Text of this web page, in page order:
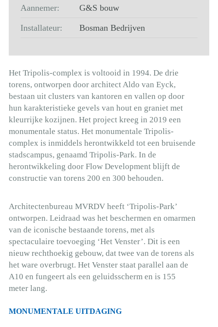
Aannemer: G&S bouw
Installateur: Bosman Bedrijven
Het Tripolis-complex is voltooid in 1994. De drie
torens, ontworpen door architect Aldo van Eyck,
bestaan uit clusters van kantoren en vallen op door
hun karakteristieke gevels van hout en graniet met
kleurrijke kozijnen. Het project kreeg in 2019 een
monumentale status. Het monumentale Tripolis-
complex is inmiddels herontwikkeld tot een bruisende
stadscampus, genaamd Tripolis-Park. In de
herontwikkeling door Flow Development blijft de
constructie van torens 200 en 300 behouden.
Architectenbureau MVRDV heeft ‘Tripolis-Park’
ontworpen. Leidraad was het beschermen en omarmen
van de iconische bestaande torens, met als
spectaculaire toevoeging ‘Het Venster’. Dit is een
nieuw rechthoekig gebouw, dat twee van de torens als
het ware overbrugt. Het Venster staat parallel aan de
A10 en fungeert als een geluidsscherm en is 155
meter lang.
MONUMENTALE UITDAGING